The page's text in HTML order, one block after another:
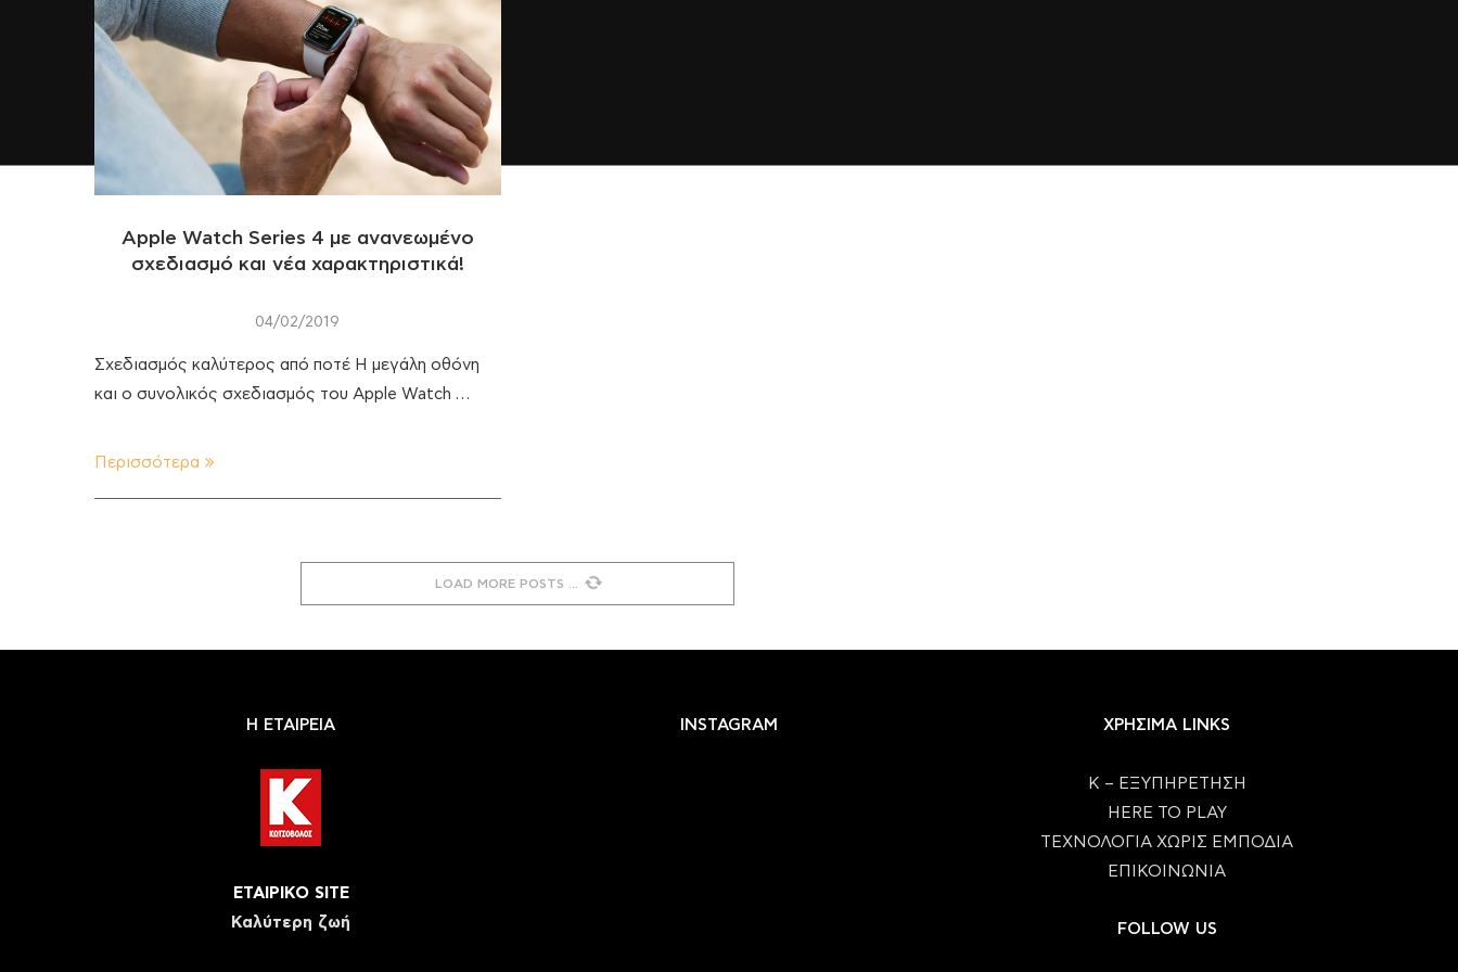
Apple Watch Series 4 με ανανεωμένο
σχεδιασμό και νέα χαρακτηριστικά!
04/02/2019
Σχεδιασμός καλύτερος από ποτέ Η μεγάλη οθόνη
και ο συνολικός σχεδιασμός του Apple Watch …
Περισσότερα
LOAD MORE POSTS
Η ΕΤΑΙΡΕΙΑ
ΕΤΑΙΡΙΚΟ SITE
Καλύτερη ζωή
INSTAGRAM ΧΡΗΣΙΜΑ LINKS
Κ – ΕΞΥΠΗΡΕΤΗΣΗ
HERE TO PLAY
ΤΕΧΝΟΛΟΓΙΑ ΧΩΡΙΣ ΕΜΠΟΔΙΑ
ΕΠΙΚΟΙΝΩΝΙΑ
FOLLOW US